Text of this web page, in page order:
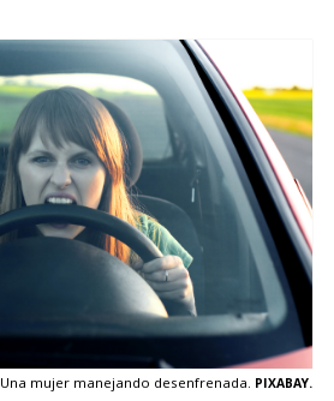
Una mujer manejando desenfrenada. PIXABAY.